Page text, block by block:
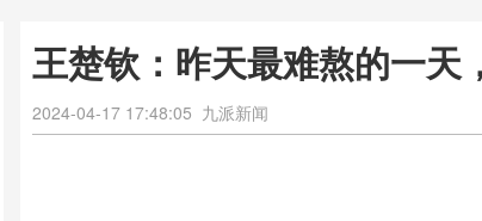
王楚钦：昨天最难熬的一天
2024-04-17 17:48:05 九派新闻